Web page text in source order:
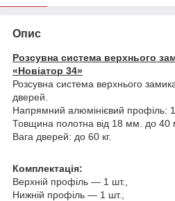
Опис
Розсувна система верхнього
«Новіатор 34»
Розсувна система верхнього
дверей.
Напрямний алюмінієвий профіль:
Товщина полотна від 18 мм. до 40
Вага дверей: до 60 кг.
Комплектація:
Верхній профіль — 1 шт.,
Нижній профіль — 1 шт.,